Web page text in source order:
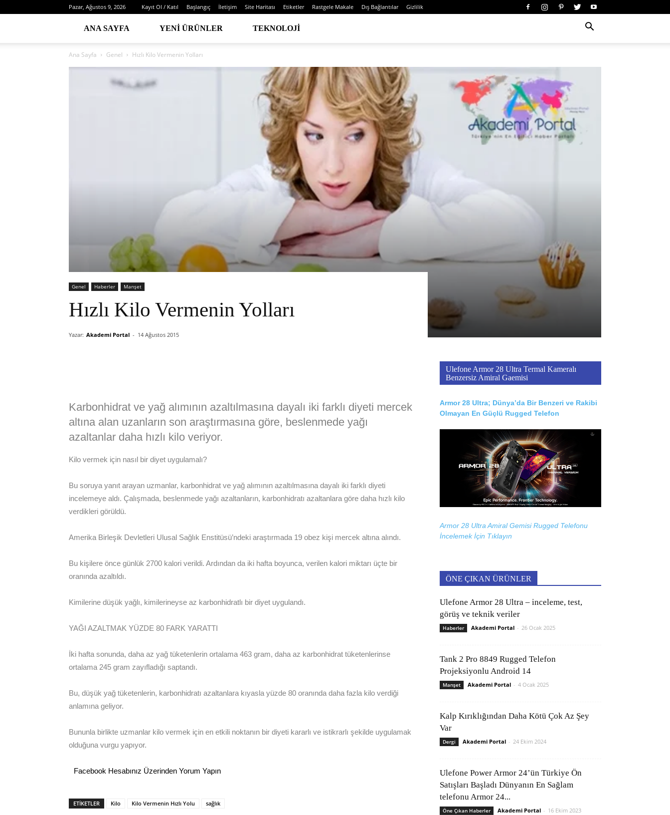
Pazar, Ağustos 9, 2026 Kayıt Ol / Katıl Başlangıç İletişim Site Haritası Etiketler Rastgele Makale Dış Bağlantılar Gizlilik
ANA SAYFA YENI ÜRÜNLER TEKNOLOJI
Ana Sayfa Genel Hızlı Kilo Vermenin Yolları
Genel Haberler Manşet
Hızlı Kilo Vermenin Yolları
Yazar: Akademi Portal - 14 Ağustos 2015
Karbonhidrat ve yağ alımının azaltılmasına dayalı iki farklı diyeti mercek
altına alan uzanların son araştırmasına göre, beslenmede yağı
azaltanlar daha hızlı kilo veriyor.
Kilo vermek için nasıl bir diyet uygulamalı?
Bu soruya yanıt arayan uzmanlar, karbonhidrat ve yağ alımının azaltılmasına dayalı iki farklı diyeti
incelemeye aldı. Çalışmada, beslenmede yağı azaltanların, karbonhidratı azaltanlara göre daha hızlı kilo
verdikleri görüldü.
Amerika Birleşik Devletleri Ulusal Sağlık Enstitüsü’ndeki araştırmada 19 obez kişi mercek altına alındı.
Bu kişilere önce günlük 2700 kalori verildi. Ardından da iki hafta boyunca, verilen kalori miktarı üçte bir
oranında azaltıldı.
Kimilerine düşük yağlı, kimilerineyse az karbonhidratlı bir diyet uygulandı.
YAĞI AZALTMAK YÜZDE 80 FARK YARATTI
İki hafta sonunda, daha az yağ tüketenlerin ortalama 463 gram, daha az karbonhidrat tüketenlerinse
ortalama 245 gram zayıfladığı saptandı.
Bu, düşük yağ tüketenlerin, karbonhidratı azaltanlara kıyasla yüzde 80 oranında daha fazla kilo verdiği
anlamına geliyor.
Bununla birlikte uzmanlar kilo vermek için en etkili noktanın bir diyeti kararlı ve istikrarlı şekilde uygulamak
olduğuna vurgu yapıyor.
Facebook Hesabınız Üzerinden Yorum Yapın
ETİKETLER Kilo Kilo Vermenin Hızlı Yolu sağlık
Ulefone Armor 28 Ultra Termal Kameralı
Benzersiz Amiral Gaemisi
Armor 28 Ultra; Dünya’da Bir Benzeri ve Rakibi
Olmayan En Güçlü Rugged Telefon
Armor 28 Ultra Amiral Gemisi Rugged Telefonu
İncelemek İçin Tıklayın
ÖNE ÇIKAN ÜRÜNLER
Ulefone Armor 28 Ultra – inceleme, test,
görüş ve teknik veriler
Haberler Akademi Portal - 26 Ocak 2025
Tank 2 Pro 8849 Rugged Telefon
Projeksiyonlu Android 14
Manşet Akademi Portal - 4 Ocak 2025
Kalp Kırıklığından Daha Kötü Çok Az Şey
Var
Dergi Akademi Portal - 24 Ekim 2024
Ulefone Power Armor 24’ün Türkiye Ön
Satışları Başladı Dünyanın En Sağlam
telefonu Armor 24...
Öne Çıkan Haberler Akademi Portal - 16 Ekim 2023